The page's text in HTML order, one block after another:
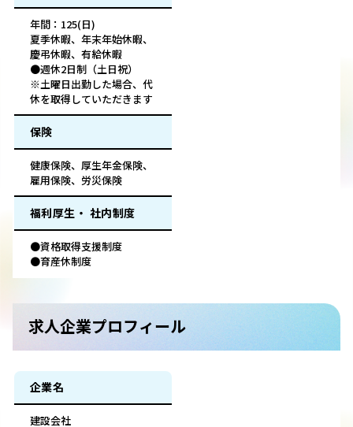
年間：125(日)
夏季休暇、年末年始休暇、
慶弔休暇、有給休暇
●週休2日制（土日祝）
※土曜日出勤した場合、代
休を取得していただきます
保険
健康保険、厚生年金保険、
雇用保険、労災保険
福利厚生・ 社内制度
●資格取得支援制度
●育産休制度
求人企業プロフィール
企業名
建設会社